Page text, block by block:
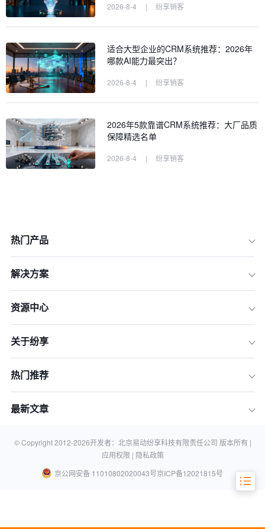
魔咒
（Checklist）
的确定性
2026-8-4 | 纷享销客
适合大型企业的CRM系统推荐：2026年
哪款AI能力最突出？
2026-8-4 | 纷享销客
2026年5款靠谱CRM系统推荐：大厂品质
保障精选名单
2026-8-4 | 纷享销客
热门产品
解决方案
资源中心
关于纷享
热门推荐
最新文章
© Copyright 2012-2026开发者：北京易动纷享科技有限责任公司 版本所有 |
应用权限 | 隐私政策
京公网安备 11010802020043号京ICP备12021815号